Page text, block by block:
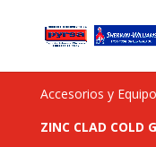
Accesorios y
ZINC CLAD COLD